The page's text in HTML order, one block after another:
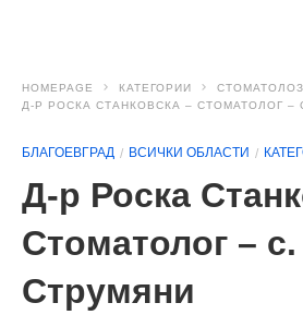
HOMEPAGE КАТЕГОРИИ
Д-Р РОСКА СТАНКОВСКА – СТОМАТОЛОГ –
БЛАГОЕВГРАД ВСИЧКИ ОБЛАСТИ
Д-р Роска
Стоматолог – с.
Струмяни